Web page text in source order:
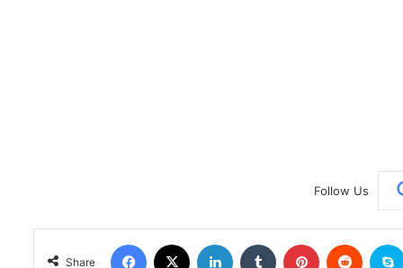
Follow Us
Share